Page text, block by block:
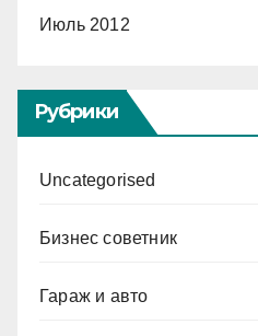
Июль 2012
Рубрики
Uncategorised
Бизнес советник
Гараж и авто